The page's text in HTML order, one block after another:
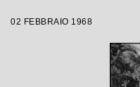
02 FEBBRAIO 1968